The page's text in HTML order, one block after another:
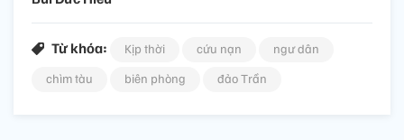
Từ khóa: Kịp thời cứu nạn
ngư dân
chìm tàu
biên phòng đảo Trần